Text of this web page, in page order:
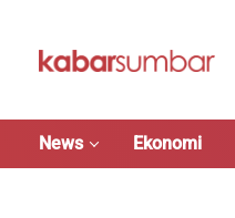
News Ekonomi